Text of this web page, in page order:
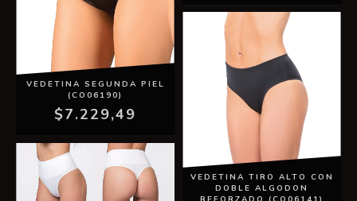
VEDETINA SEGUNDA PIEL
(CO06190)
$7.229,49
VEDETINA TIRO ALTO CON
DOBLE ALGODON